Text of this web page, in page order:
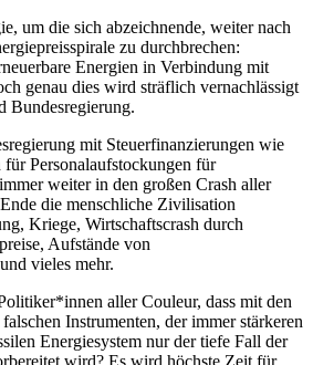
um die sich abzeichnende, weiter nach
zu durchbrechen:
Energien in Verbindung mit
genau dies wird sträflich vernachlässigt
Bundesregierung.
mit Steuerfinanzierungen wie
Personalaufstockungen für
weiter in den großen Crash aller
die menschliche Zivilisation
Kriege, Wirtschaftscrash durch
Aufstände von
vieles mehr.
aller Couleur, dass mit den
Instrumenten, der immer stärkeren
Energiesystem nur der tiefe Fall der
wird? Es wird höchste Zeit für